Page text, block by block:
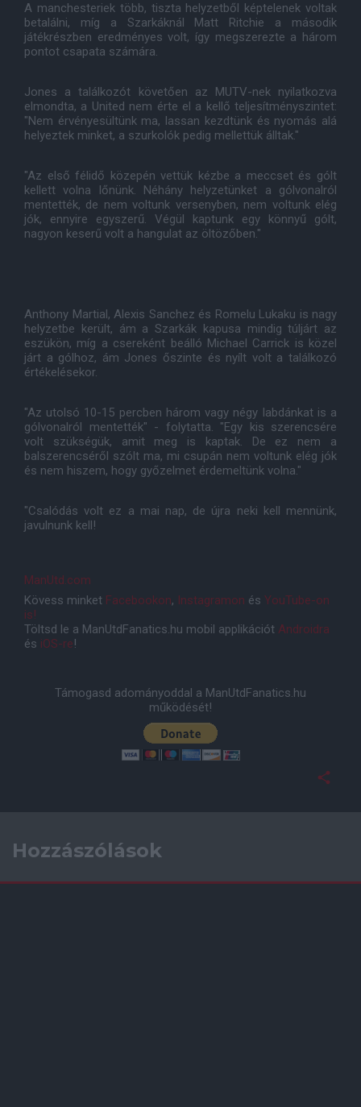
A manchesteriek több, tiszta helyzetből képtelenek voltak
betalálni, míg a Szarkáknál Matt Ritchie a második
játékrészben eredményes volt, így megszerezte a három
pontot csapata számára.
Jones a találkozót követően az MUTV-nek nyilatkozva
elmondta, a United nem érte el a kellő teljesítményszintet:
"Nem érvényesültünk ma, lassan kezdtünk és nyomás alá
helyeztek minket, a szurkolók pedig mellettük álltak."
"Az első félidő közepén vettük kézbe a meccset és gólt
kellett volna lőnünk. Néhány helyzetünket a gólvonalról
mentették, de nem voltunk versenyben, nem voltunk elég
jók, ennyire egyszerű. Végül kaptunk egy könnyű gólt,
nagyon keserű volt a hangulat az öltözőben."
Anthony Martial, Alexis Sanchez és Romelu Lukaku is nagy
helyzetbe került, ám a Szarkák kapusa mindig túljárt az
eszükön, míg a csereként beálló Michael Carrick is közel
járt a gólhoz, ám Jones őszinte és nyílt volt a találkozó
értékelésekor.
"Az utolsó 10-15 percben három vagy négy labdánkat is a
gólvonalról mentették" - folytatta. "Egy kis szerencsére
volt szükségük, amit meg is kaptak. De ez nem a
balszerencséről szólt ma, mi csupán nem voltunk elég jók
és nem hiszem, hogy győzelmet érdemeltünk volna."
"Csalódás volt ez a mai nap, de újra neki kell mennünk,
javulnunk kell!
ManUtd.com
Kövess minket Facebookon, Instagramon és YouTube-on
is!
Töltsd le a ManUtdFanatics.hu mobil applikációt Androidra
és iOS-re!
Támogasd adományoddal a ManUtdFanatics.hu
működését!
Hozzászólások